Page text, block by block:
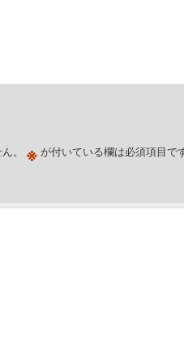
。 ※ が付いている欄は必須項目で